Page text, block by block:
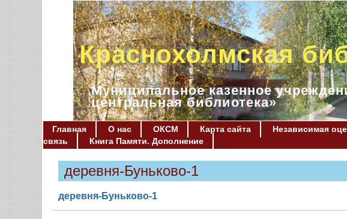
Краснохолмская
Муниципальное казенное
центральная библиотека»
Главная О нас ОКСМ Карта сайта Независимая
связь
Книга Памяти. Дополнение
деревня-Буньково-1
деревня-Буньково-1